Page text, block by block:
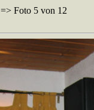
=> Foto 5 von 12